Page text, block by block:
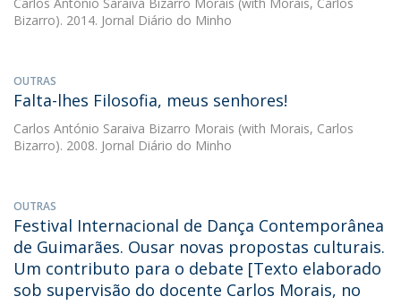
Bizarro). 2014. Jornal Diário do Minho
OUTRAS
Falta-lhes Filosofia, meus senhores!
Carlos António Saraiva Bizarro Morais (with Morais, Carlos
Bizarro). 2008. Jornal Diário do Minho
OUTRAS
Festival Internacional de Dança Contemporânea
de Guimarães. Ousar novas propostas culturais.
Um contributo para o debate [Texto elaborado
sob supervisão do docente Carlos Morais, no